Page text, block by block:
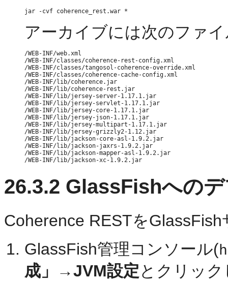
アーカイブには次のファ
/WEB-INF/web.xml
/WEB-INF/classes/coherence-rest-config.xml
/WEB-INF/classes/tangosol-coherence-override.xml
/WEB-INF/classes/coherence-cache-config.xml
/WEB-INF/lib/coherence.jar
/WEB-INF/lib/coherence-rest.jar
/WEB-INF/lib/jersey-server-1.17.1.jar
/WEB-INF/lib/jersey-servlet-1.17.1.jar
/WEB-INF/lib/jersey-core-1.17.1.jar
/WEB-INF/lib/jersey-json-1.17.1.jar
/WEB-INF/lib/jersey-multipart-1.17.1.jar
/WEB-INF/lib/jersey-grizzly2-1.12.jar
/WEB-INF/lib/jackson-core-asl-1.9.2.jar
/WEB-INF/lib/jackson-jaxrs-1.9.2.jar
/WEB-INF/lib/jackson-mapper-asl-1.9.2.jar
26.3.2 GlassFishへの
Coherence RESTを
GlassFish管理コンソール(
成」 →JVM設定とクリッ